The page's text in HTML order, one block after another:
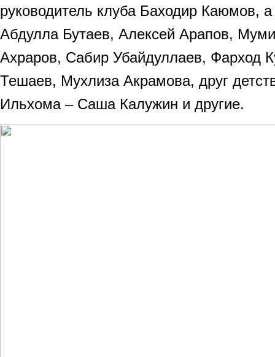
руководитель клуба Баходир Каюмов,
Абдулла Бутаев, Алексей Арапов,
Ахраров, Сабир Убайдуллаев, Фарход
Тешаев, Мухлиза Акрамова, друг
Ильхома – Саша Калужин и другие.